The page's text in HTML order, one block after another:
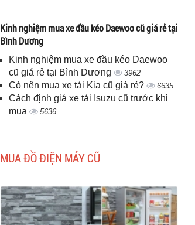
Kinh nghiệm mua xe đầu kéo Daewoo cũ giá rẻ tại
Bình Dương
Kinh nghiệm mua xe đầu kéo Daewoo
cũ giá rẻ tại Bình Dương
3962
Có nên mua xe tải Kia cũ giá rẻ? 6635
Cách định giá xe tải Isuzu cũ trước khi
mua
5636
MUA ĐỒ ĐIỆN MÁY CŨ